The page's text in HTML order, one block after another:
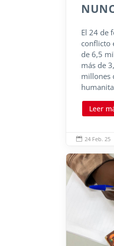
El 24 de
conflicto
de 6,5
más de
millones
Leer
 24 Feb. 25